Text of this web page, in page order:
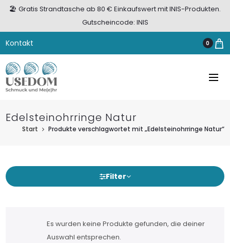
🏖️ Gratis Strandtasche ab 80 € Einkaufswert mit INIS-Produkten.
Gutscheincode: INIS
Kontakt 0
Edelsteinohrringe Natur
Start Produkte verschlagwortet mit „Edelsteinohrringe Natur“
Filter
Es wurden keine Produkte gefunden, die deiner
Auswahl entsprechen.